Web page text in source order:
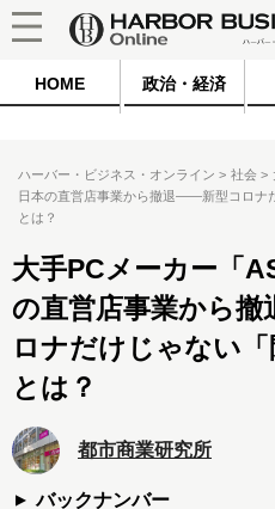
HOME 政治・経済
ハーバー・ビジネス・オンライン 社会
日本の直営店事業から撤退――新型コロナ
とは？
大手PCメーカー「
の直営店事業から
ロナだけじゃない「
とは？
都市商業研究所
バックナンバー